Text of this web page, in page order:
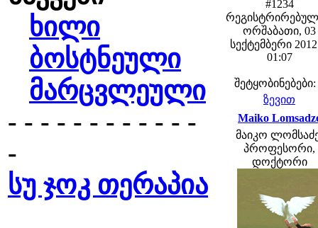
ხილი
ბოსტნეული
მარცვლეული
- - - - - - - - - - - -
-
სუ ჯოკ თერაპია
#1234
ორშაბათი, 03
სექტემბერი
01:07
შეტყობინებები:
ზევით
Maiko
მაიკო
პროფესორი,
დოქტორი